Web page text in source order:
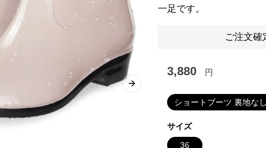
Next slide
一足です。
ご注文確
3,880 円
ショートブーツ 裏地なし
サイズ
36